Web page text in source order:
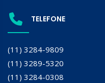
TELEFONE
(11) 3284-9809
(11) 3289-5320
(11) 3284-0308